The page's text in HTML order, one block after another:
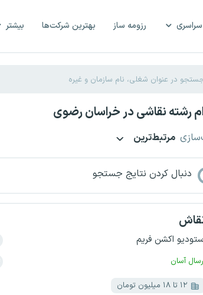
رزومه ساز بهترین شرکت‌ها بیشتر
رشته نقاشی در خراسان رضوی
مرتبط‌ترین
دنبال کردن نتایج جستجو
اکشن فریم
آسان
۱۲ تا ۱۸ میلیون تومان